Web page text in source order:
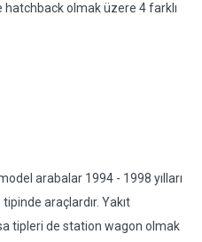
hatchback olmak üzere 4 farklı
arabalar 1994 - 1998 yılları
araçlardır. Yakıt
tipleri de station wagon olmak